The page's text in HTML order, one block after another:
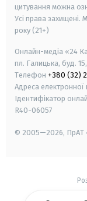
цитування можна
Усі права захищені.
року (21+)
Онлайн-медіа «24
пл. Галицька, буд.
Телефон +380 (32)
Адреса
Ідентифікатор
R40-06057
© 2005—2026, ПрАТ